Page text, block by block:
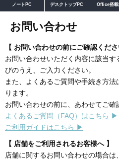
ノートPC デスクトップPC Office搭載
お問い合わせ
【 お問い合わせの前にご確認くださ
お問い合わせいただく内容に該当
びのうえ、ご入力ください。
また、よくあるご質問や手続き方
ります。
お問い合わせの前に、あわせてご確
よくあるご質問（FAQ）はこちら ▶
ご利用ガイドはこちら ▶
【 店舗をご利用されるお客様へ 】
店舗に関するお問い合わせの場合は、